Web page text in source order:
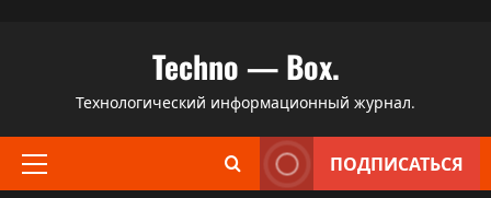
содержимому
Techno — Box.
Технологический информационный журнал.
Основное
ПОДПИСАТЬСЯ